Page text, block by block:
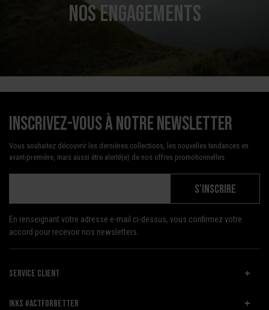
NOS ENGAGEMENTS
Inscrivez-vous à notre newsletter
Vous souhaitez découvrir les dernières collections, les nouvelles tendances en
avant-première, mais aussi être alerté(e) de nos offres promotionnelles
S'INSCRIRE
En renseignant votre adresse e-mail ci-dessus, vous confirmez votre
accord pour recevoir nos newsletters.
SERVICE CLIENT
IKKS #ACTFORBETTER